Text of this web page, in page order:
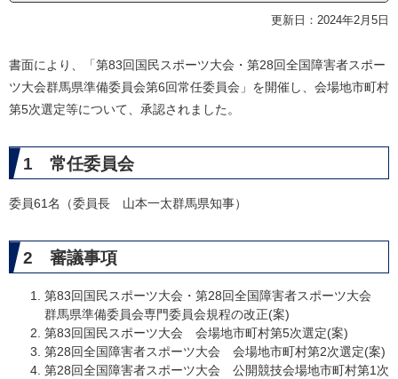
更新日：2024年2月5日
書面により、「第83回国民スポーツ大会・第28回全国障害者スポー
ツ大会群馬県準備委員会第6回常任委員会」を開催し、会場地市町村
第5次選定等について、承認されました。
1 常任委員会
委員61名（委員長 山本一太群馬県知事）
2 審議事項
第83回国民スポーツ大会・第28回全国障害者スポーツ大会
群馬県準備委員会専門委員会規程の改正(案)
第83回国民スポーツ大会 会場地市町村第5次選定(案)
第28回全国障害者スポーツ大会 会場地市町村第2次選定(案)
第28回全国障害者スポーツ大会 公開競技会場地市町村第1次